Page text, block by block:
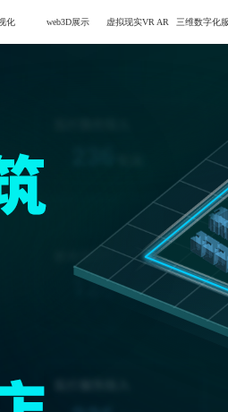
化 web3D展示 虚拟现实VR AR 三维数字化